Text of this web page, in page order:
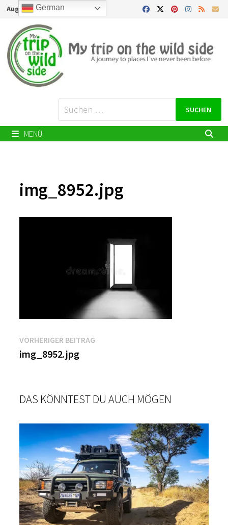
Zurück
Inhalt
August 8, 2026
Suchen
nach:
MENÜ
img_8952.jpg
Beitragsnavigation
VORHERIGER BEITRAG
img_8952.jpg
DAS KÖNNTEST DU AUCH MÖGEN
German